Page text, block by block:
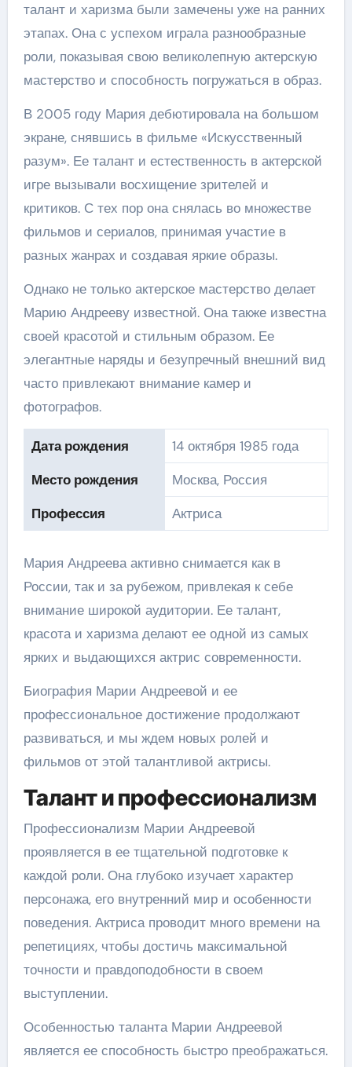
талант и харизма были замечены уже на ранних
этапах. Она с успехом играла разнообразные
роли, показывая свою великолепную актерскую
мастерство и способность погружаться в образ.
В 2005 году Мария дебютировала на большом
экране, снявшись в фильме «Искусственный
разум». Ее талант и естественность в актерской
игре вызывали восхищение зрителей и
критиков. С тех пор она снялась во множестве
фильмов и сериалов, принимая участие в
разных жанрах и создавая яркие образы.
Однако не только актерское мастерство делает
Марию Андрееву известной. Она также известна
своей красотой и стильным образом. Ее
элегантные наряды и безупречный внешний вид
часто привлекают внимание камер и
фотографов.
Дата рождения
14 октября 1985 года
Место рождения
Москва, Россия
Профессия
Актриса
Мария Андреева активно снимается как в
России, так и за рубежом, привлекая к себе
внимание широкой аудитории. Ее талант,
красота и харизма делают ее одной из самых
ярких и выдающихся актрис современности.
Биография Марии Андреевой и ее
профессиональное достижение продолжают
развиваться, и мы ждем новых ролей и
фильмов от этой талантливой актрисы.
Талант и профессионализм
Профессионализм Марии Андреевой
проявляется в ее тщательной подготовке к
каждой роли. Она глубоко изучает характер
персонажа, его внутренний мир и особенности
поведения. Актриса проводит много времени на
репетициях, чтобы достичь максимальной
точности и правдоподобности в своем
выступлении.
Особенностью таланта Марии Андреевой
является ее способность быстро преображаться.